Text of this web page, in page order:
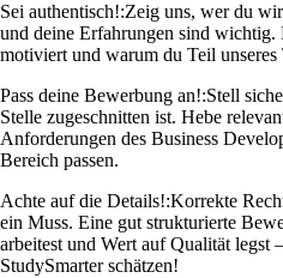
Sei authentisch!:Zeig uns, wer du
und deine Erfahrungen sind wichtig.
motiviert und warum du Teil unseres
Pass deine Bewerbung an!:Stell
Stelle zugeschnitten ist. Hebe
Anforderungen des Business
Bereich passen.
Achte auf die Details!:Korrekte
ein Muss. Eine gut strukturierte
arbeitest und Wert auf Qualität legst
StudySmarter schätzen!